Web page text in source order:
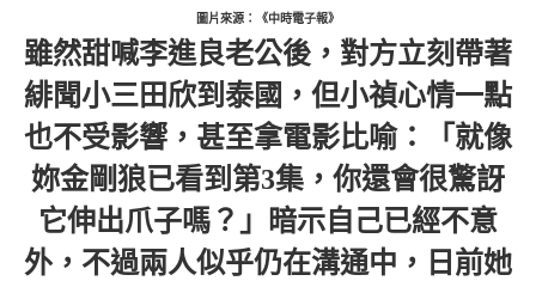
圖片來源：《中時電子報》
雖然甜喊李進良老公後，對方立刻帶著
緋聞小三田欣到泰國，但小禎心情一點
也不受影響，甚至拿電影比喻：「就像
妳金剛狼已看到第3集，你還會很驚訝
它伸出爪子嗎？」暗示自己已經不意
外，不過兩人似乎仍在溝通中，日前她